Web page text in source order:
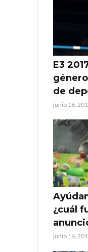
E3
de
junio 16,
¿cuál
junio 16,